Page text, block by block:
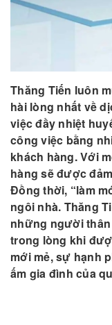
Thăng Tiến luôn
hài lòng nhất về
việc đầy nhiệt
công việc bằng
khách hàng. Với
hàng sẽ được
Đồng thời, “làm
ngôi nhà. Thăng
những người
trong lòng khi
mới mẻ, sự hạnh
ấm gia đình của